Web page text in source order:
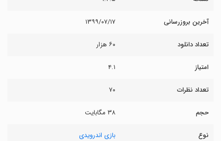
آخرین بروزرسانی ۱۳۹۹/۰۷/۱۷
تعداد دانلود ۶۰ هزار
امتیاز ۴.۱
تعداد نظرات ۷۰
حجم ۳۸ مگابایت
نوع بازی اندرویدی